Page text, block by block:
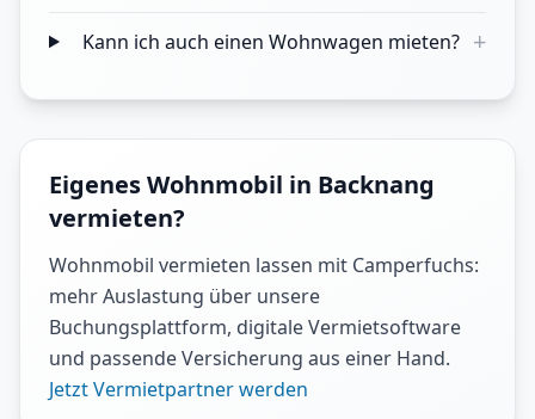
Kann ich auch einen Wohnwagen mieten? +
Eigenes Wohnmobil in Backnang
vermieten?
Wohnmobil vermieten lassen mit Camperfuchs:
mehr Auslastung über unsere
Buchungsplattform, digitale Vermietsoftware
und passende Versicherung aus einer Hand.
Jetzt Vermietpartner werden